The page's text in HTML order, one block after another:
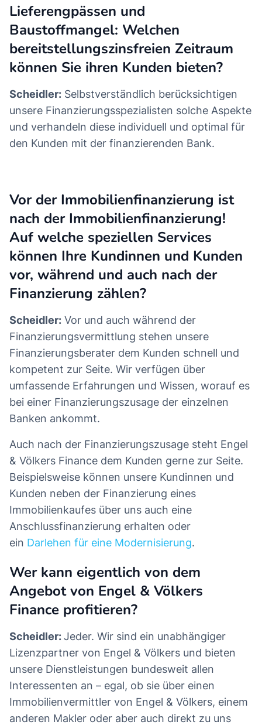
Lieferengpässen und
Baustoffmangel: Welchen
bereitstellungszinsfreien Zeitraum
können Sie ihren Kunden bieten?
Scheidler: Selbstverständlich berücksichtigen
unsere Finanzierungsspezialisten solche Aspekte
und verhandeln diese individuell und optimal für
den Kunden mit der finanzierenden Bank.
Vor der Immobilienfinanzierung ist
nach der Immobilienfinanzierung!
Auf welche speziellen Services
können Ihre Kundinnen und Kunden
vor, während und auch nach der
Finanzierung zählen?
Scheidler: Vor und auch während der
Finanzierungsvermittlung stehen unsere
Finanzierungsberater dem Kunden schnell und
kompetent zur Seite. Wir verfügen über
umfassende Erfahrungen und Wissen, worauf es
bei einer Finanzierungszusage der einzelnen
Banken ankommt.
Auch nach der Finanzierungszusage steht Engel
& Völkers Finance dem Kunden gerne zur Seite.
Beispielsweise können unsere Kundinnen und
Kunden neben der Finanzierung eines
Immobilienkaufes über uns auch eine
Anschlussfinanzierung erhalten oder
ein Darlehen für eine Modernisierung.
Wer kann eigentlich von dem
Angebot von Engel & Völkers
Finance profitieren?
Scheidler:Jeder. Wir sind ein unabhängiger
Lizenzpartner von Engel & Völkers und bieten
unsere Dienstleistungen bundesweit allen
Interessenten an – egal, ob sie über einen
Immobilienvermittler von Engel & Völkers, einem
anderen Makler oder aber auch direkt zu uns